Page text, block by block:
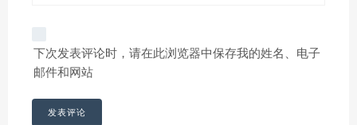
下次发表评论时，请在此浏览器中保存我的姓名、电子
邮件和网站